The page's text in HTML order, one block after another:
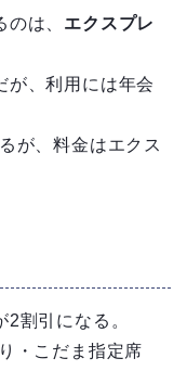
は、 エクスプレ
が、利用には年会
が、料金はエクス
割引になる。
・こだま指定席